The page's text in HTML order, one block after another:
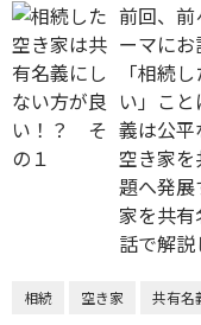
前回、
ーマにお
「相続
い」こ
義は公平
空き家
題へ発展
家を共有
話で解説
相続 空き家 共有名